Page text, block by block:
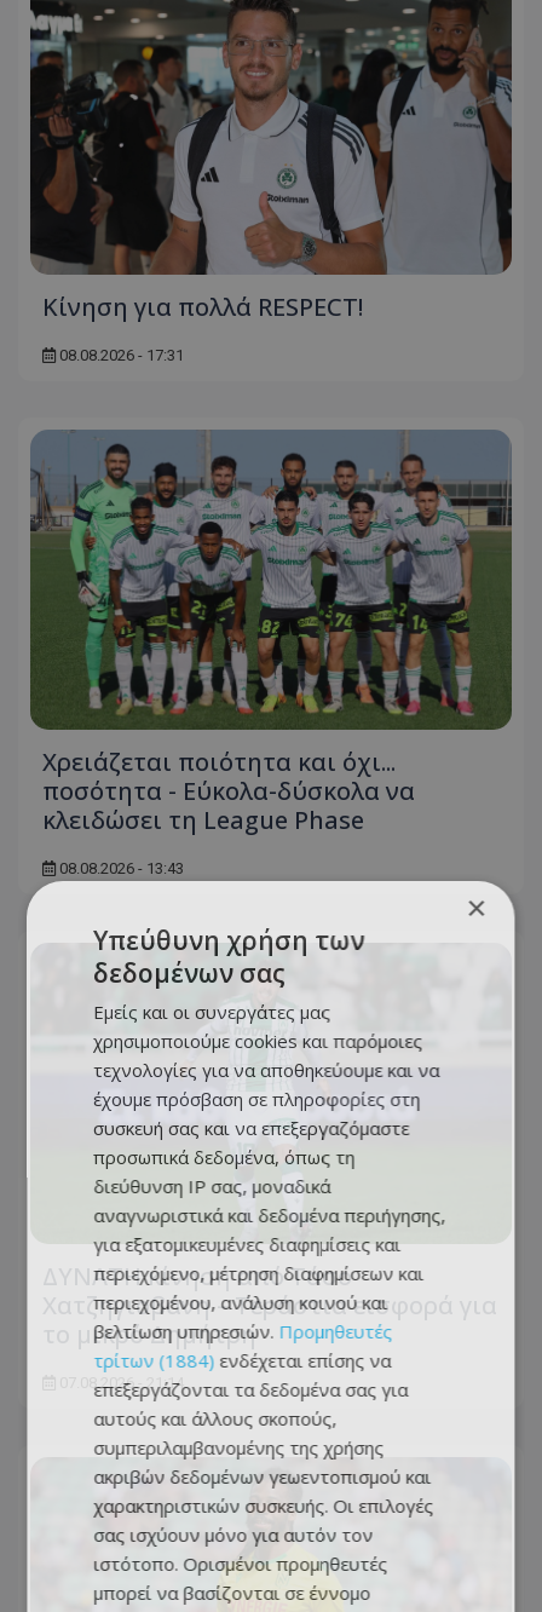
Κίνηση για πολλά RESPECT!
08.08.2026 - 17:31
Χρειάζεται ποιότητα και όχι...
ποσότητα - Εύκολα-δύσκολα να
κλειδώσει τη League Phase
08.08.2026 - 13:43
ΔΥΝΑΤΗ κίνηση από Τάσο
Χατζηγιοβάνη – Τεράστια εισφορά για
το μικρό Δημήτρη
07.08.2026 - 21:14
×
Υπεύθυνη χρήση των
δεδομένων σας
Εμείς και οι συνεργάτες μας
χρησιμοποιούμε cookies και παρόμοιες
τεχνολογίες για να αποθηκεύουμε και να
έχουμε πρόσβαση σε πληροφορίες στη
συσκευή σας και να επεξεργαζόμαστε
προσωπικά δεδομένα, όπως τη
διεύθυνση IP σας, μοναδικά
αναγνωριστικά και δεδομένα περιήγησης,
για εξατομικευμένες διαφημίσεις και
περιεχόμενο, μέτρηση διαφημίσεων και
περιεχομένου, ανάλυση κοινού και
βελτίωση υπηρεσιών. Προμηθευτές
τρίτων (1884) ενδέχεται επίσης να
επεξεργάζονται τα δεδομένα σας για
αυτούς και άλλους σκοπούς,
συμπεριλαμβανομένης της χρήσης
ακριβών δεδομένων γεωεντοπισμού και
χαρακτηριστικών συσκευής. Οι επιλογές
σας ισχύουν μόνο για αυτόν τον
ιστότοπο. Ορισμένοι προμηθευτές
μπορεί να βασίζονται σε έννομο